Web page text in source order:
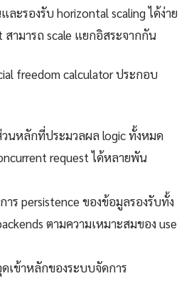
ะรองรับ horizontal scaling ได้ง่าย
ามารถ scale แยกอิสระจากกัน
freedom calculator ประกอบ
นหลักที่ประมวลผล logic ทั้งหมด
request ได้หลายพัน
ร persistence ของข้อมูลรองรับทั้ง
ตามความเหมาะสมของ use
เข้าหลักของระบบจัดการ